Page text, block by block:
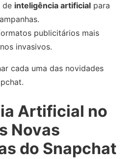
de inteligência artificial para
publicitários mais
invasivos.
cada uma das novidades
Artificial no
Novas
do Snapchat